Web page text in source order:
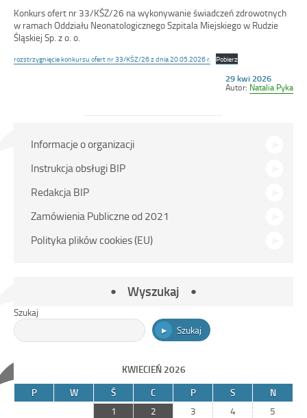
Konkurs ofert nr 33/KŚZ/26 na wykonywanie świadczeń zdrowotnych
w ramach Oddziału Neonatologicznego Szpitala Miejskiego w Rudzie
Śląskiej Sp. z o. o.
rozstrzygnięcie konkursu ofert nr 33/KŚZ/26 z dnia 20.05.2026 r. Pobierz
Opublikowano
w
29 kwi 2026
Autor: Natalia Pyka
Menu
główne
Informacje o organizacji
Instrukcja obsługi BIP
Redakcja BIP
Zamówienia Publiczne od 2021
Polityka plików cookies (EU)
Wyszukaj
Szukaj
Szukaj
KWIECIEŃ 2026
P
W Ś C P S
N
1
2 3 4 5